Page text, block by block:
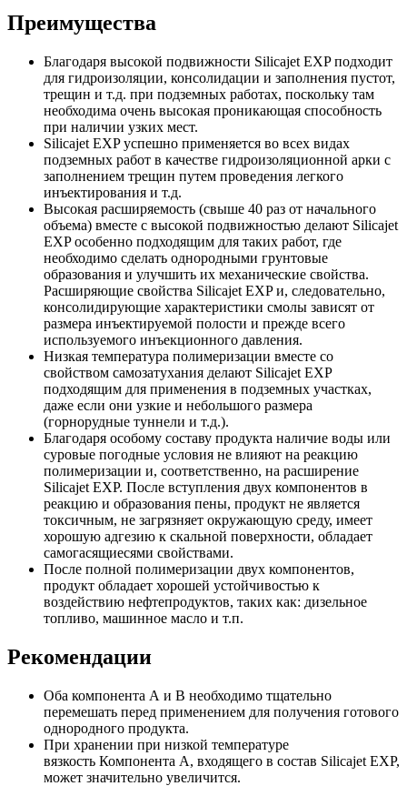
Преимущества
Благодаря высокой подвижности Silicajet EXP подходит
для гидроизоляции, консолидации и заполнения пустот,
трещин и т.д. при подземных работах, поскольку там
необходима очень высокая проникающая способность
при наличии узких мест.
Silicajet EXP успешно применяется во всех видах
подземных работ в качестве гидроизоляционной арки с
заполнением трещин путем проведения легкого
инъектирования и т.д.
Высокая расширяемость (свыше 40 раз от начального
объема) вместе с высокой подвижностью делают Silicajet
EXP особенно подходящим для таких работ, где
необходимо сделать однородными грунтовые
образования и улучшить их механические свойства.
Расширяющие свойства Silicajet EXP и, следовательно,
консолидирующие характеристики смолы зависят от
размера инъектируемой полости и прежде всего
используемого инъекционного давления.
Низкая температура полимеризации вместе со
свойством самозатухания делают Silicajet EXP
подходящим для применения в подземных участках,
даже если они узкие и небольшого размера
(горнорудные туннели и т.д.).
Благодаря особому составу продукта наличие воды или
суровые погодные условия не влияют на реакцию
полимеризации и, соответственно, на расширение
Silicajet EXP. После вступления двух компонентов в
реакцию и образования пены, продукт не является
токсичным, не загрязняет окружающую среду, имеет
хорошую адгезию к скальной поверхности, обладает
самогасящиесями свойствами.
После полной полимеризации двух компонентов,
продукт обладает хорошей устойчивостью к
воздействию нефтепродуктов, таких как: дизельное
топливо, машинное масло и т.п.
Рекомендации
Оба компонента А и В необходимо тщательно
перемешать перед применением для получения готового
однородного продукта.
При хранении при низкой температуре
вязкость Компонента А, входящего в состав Silicajet EXP,
может значительно увеличится.